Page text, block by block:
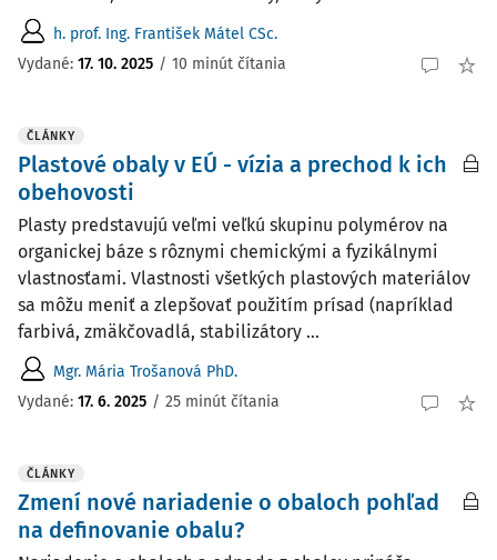
h. prof. Ing. František Mátel CSc.
Vydané: 17. 10. 2025 / 10 minút čítania
ČLÁNKY
Plastové obaly v EÚ - vízia a prechod k ich
obehovosti
Plasty predstavujú veľmi veľkú skupinu polymérov na
organickej báze s rôznymi chemickými a fyzikálnymi
vlastnosťami. Vlastnosti všetkých plastových materiálov
sa môžu meniť a zlepšovať použitím prísad (napríklad
farbivá, zmäkčovadlá, stabilizátory ...
Mgr. Mária Trošanová PhD.
Vydané: 17. 6. 2025 / 25 minút čítania
ČLÁNKY
Zmení nové nariadenie o obaloch pohľad
na definovanie obalu?